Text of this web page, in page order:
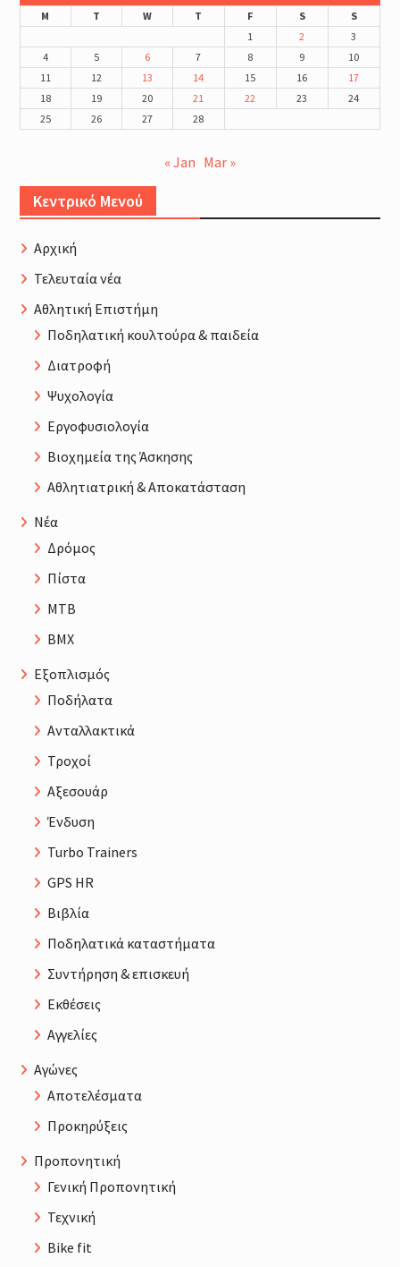
M T W T F S
S
1
2
3
4
5 6 7 8 9
10
11
12 13 14 15 16
17
18
19 20 21 22 23
24
25
26 27 28
« Jan Mar »
Κεντρικό Μενού
Αρχική
Τελευταία νέα
Αθλητική Επιστήμη
Ποδηλατική κουλτούρα & παιδεία
Διατροφή
Ψυχολογία
Εργοφυσιολογία
Βιοχημεία της Άσκησης
Αθλητιατρική & Αποκατάσταση
Νέα
Δρόμος
Πίστα
MTB
BMX
Εξοπλισμός
Ποδήλατα
Ανταλλακτικά
Τροχοί
Αξεσουάρ
Ένδυση
Turbo Trainers
GPS HR
Βιβλία
Ποδηλατικά καταστήματα
Συντήρηση & επισκευή
Εκθέσεις
Αγγελίες
Αγώνες
Αποτελέσματα
Προκηρύξεις
Προπονητική
Γενική Προπονητική
Τεχνική
Bike fit